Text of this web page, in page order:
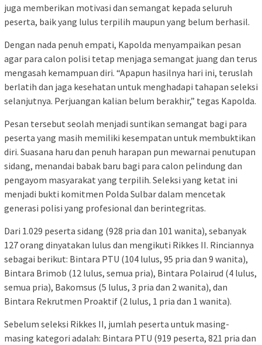
juga memberikan motivasi dan semangat kepada seluruh
peserta, baik yang lulus terpilih maupun yang belum berhasil.
Dengan nada penuh empati, Kapolda menyampaikan pesan
agar para calon polisi tetap menjaga semangat juang dan terus
mengasah kemampuan diri. “Apapun hasilnya hari ini, teruslah
berlatih dan jaga kesehatan untuk menghadapi tahapan seleksi
selanjutnya. Perjuangan kalian belum berakhir,” tegas Kapolda.
Pesan tersebut seolah menjadi suntikan semangat bagi para
peserta yang masih memiliki kesempatan untuk membuktikan
diri. Suasana haru dan penuh harapan pun mewarnai penutupan
sidang, menandai babak baru bagi para calon pelindung dan
pengayom masyarakat yang terpilih. Seleksi yang ketat ini
menjadi bukti komitmen Polda Sulbar dalam mencetak
generasi polisi yang profesional dan berintegritas.
Dari 1.029 peserta sidang (928 pria dan 101 wanita), sebanyak
127 orang dinyatakan lulus dan mengikuti Rikkes II. Rinciannya
sebagai berikut: Bintara PTU (104 lulus, 95 pria dan 9 wanita),
Bintara Brimob (12 lulus, semua pria), Bintara Polairud (4 lulus,
semua pria), Bakomsus (5 lulus, 3 pria dan 2 wanita), dan
Bintara Rekrutmen Proaktif (2 lulus, 1 pria dan 1 wanita).
Sebelum seleksi Rikkes II, jumlah peserta untuk masing-
masing kategori adalah: Bintara PTU (919 peserta, 821 pria dan